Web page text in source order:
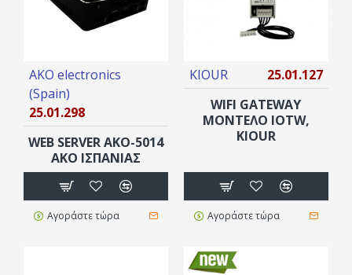
AKO electronics
(Spain)
25.01.298
WEB SERVER AKO-5014
AKO ΙΣΠΑΝΊΑΣ
Αγοράστε τώρα
KIOUR
25.01.127
WIFI GATEWAY
ΜΟΝΤΈΛΟ IOTW,
KIOUR
Αγοράστε τώρα